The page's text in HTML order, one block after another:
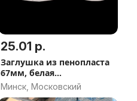
25.01 р.
Заглушка из пенопласта
67мм, белая
(упак/100шт), ЕКТ
Минск, Московский